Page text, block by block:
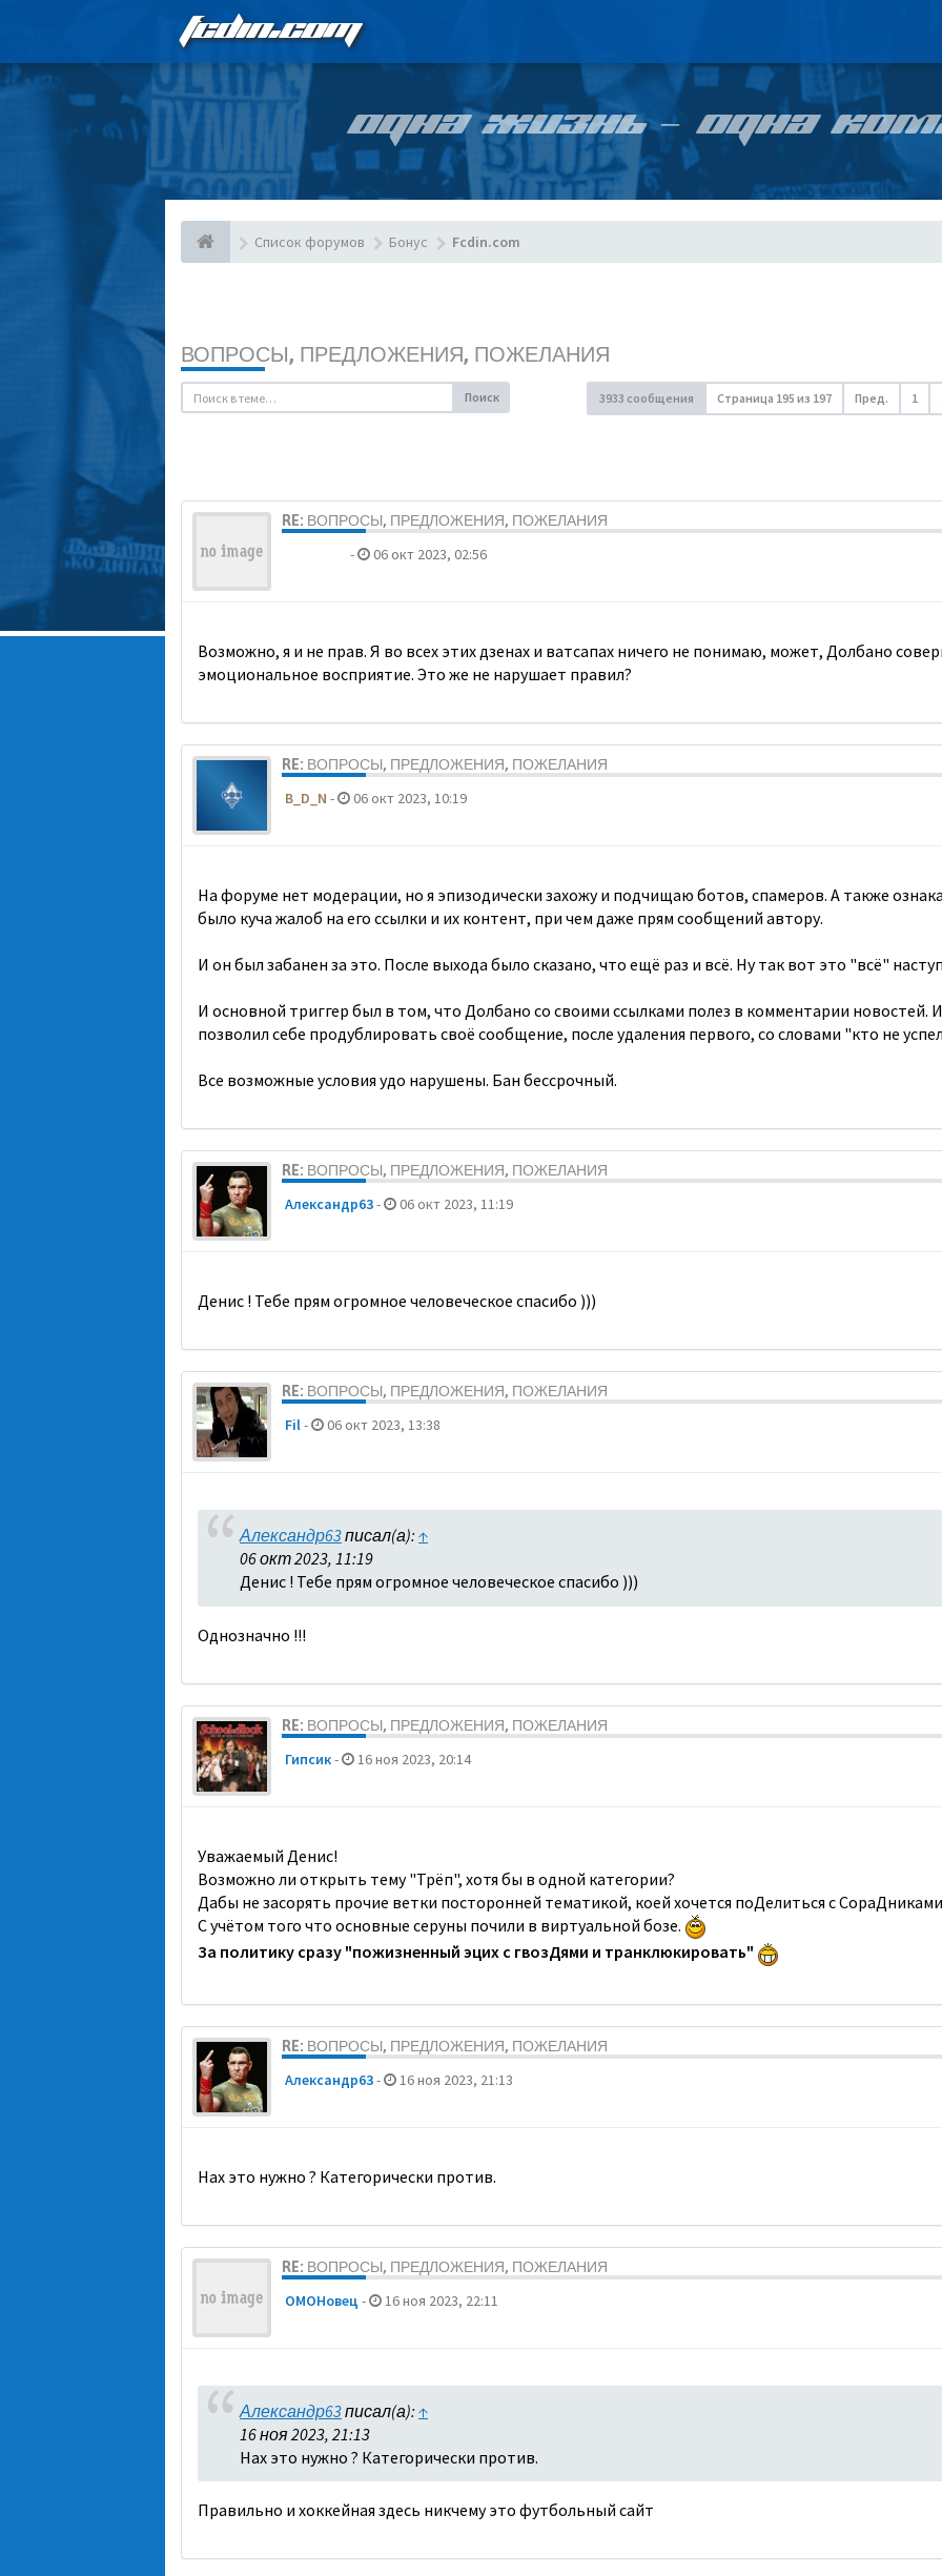
FCDIN.COM
ОДНА ЖИЗНЬ – ОДНА
Список форумов Бонус Fcdin.com
ВОПРОСЫ, ПРЕДЛОЖЕНИЯ, ПОЖЕЛАНИЯ
Поиск 3933 сообщения Страница 195 из 197 Пред. 1
RE: ВОПРОСЫ, ПРЕДЛОЖЕНИЯ, ПОЖЕЛАНИЯ
- 06 окт 2023, 02:56
Возможно, я и не прав. Я во всех этих дзенах и ватсапах ничего не понимаю, может, Долбано
эмоциональное восприятие. Это же не нарушает правил?
RE: ВОПРОСЫ, ПРЕДЛОЖЕНИЯ, ПОЖЕЛАНИЯ
B_D_N - 06 окт 2023, 10:19
На форуме нет модерации, но я эпизодически захожу и подчищаю ботов, спамеров. А также
было куча жалоб на его ссылки и их контент, при чем даже прям сообщений автору.
И он был забанен за это. После выхода было сказано, что ещё раз и всё. Ну так вот это "всё"
И основной триггер был в том, что Долбано со своими ссылками полез в комментарии новостей.
позволил себе продублировать своё сообщение, после удаления первого, со словами "кто не
Все возможные условия удо нарушены. Бан бессрочный.
RE: ВОПРОСЫ, ПРЕДЛОЖЕНИЯ, ПОЖЕЛАНИЯ
Александр63- 06 окт 2023, 11:19
Денис ! Тебе прям огромное человеческое спасибо )))
RE: ВОПРОСЫ, ПРЕДЛОЖЕНИЯ, ПОЖЕЛАНИЯ
Fil- 06 окт 2023, 13:38
Александр63писал(а): ↑
06 окт 2023, 11:19
Денис ! Тебе прям огромное человеческое спасибо )))
Однозначно !!!
RE: ВОПРОСЫ, ПРЕДЛОЖЕНИЯ, ПОЖЕЛАНИЯ
Гипсик- 16 ноя 2023, 20:14
Уважаемый Денис!
Возможно ли открыть тему "Трёп", хотя бы в одной категории?
Дабы не засорять прочие ветки посторонней тематикой, коей хочется поДелиться с
С учётом того что основные серуны почили в виртуальной бозе.
За политику сразу "пожизненный эцих с гвозДями и транклюкировать"
RE: ВОПРОСЫ, ПРЕДЛОЖЕНИЯ, ПОЖЕЛАНИЯ
Александр63- 16 ноя 2023, 21:13
Нах это нужно ? Категорически против.
RE: ВОПРОСЫ, ПРЕДЛОЖЕНИЯ, ПОЖЕЛАНИЯ
ОМОНовец - 16 ноя 2023, 22:11
Александр63писал(а): ↑
16 ноя 2023, 21:13
Нах это нужно ? Категорически против.
Правильно и хоккейная здесь никчему это футбольный сайт